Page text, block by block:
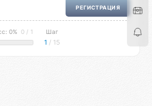
РЕГИСТРАЦИЯ
0% 0 / 1 Шаг
1 / 15